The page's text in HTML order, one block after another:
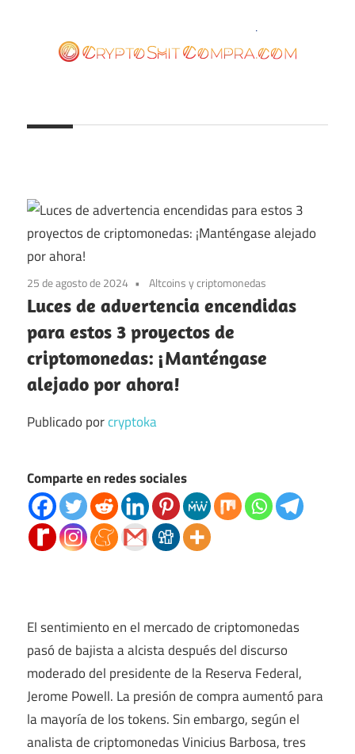
contenido
25 de agosto de 2024 Altcoins y criptomonedas
Luces de advertencia encendidas
para estos 3 proyectos de
criptomonedas: ¡Manténgase
alejado por ahora!
Publicado porcryptoka
Comparte en redes sociales
El sentimiento en el mercado de criptomonedas
pasó de bajista a alcista después del discurso
moderado del presidente de la Reserva Federal,
Jerome Powell. La presión de compra aumentó para
la mayoría de los tokens. Sin embargo, según el
analista de criptomonedas Vinicius Barbosa, tres